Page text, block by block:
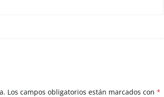
Los campos obligatorios están marcados con *